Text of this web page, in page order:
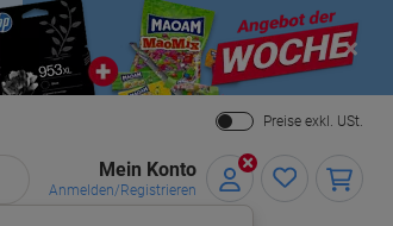
Close
Preise exkl. USt.
Mein Konto
Anmelden/Registrieren